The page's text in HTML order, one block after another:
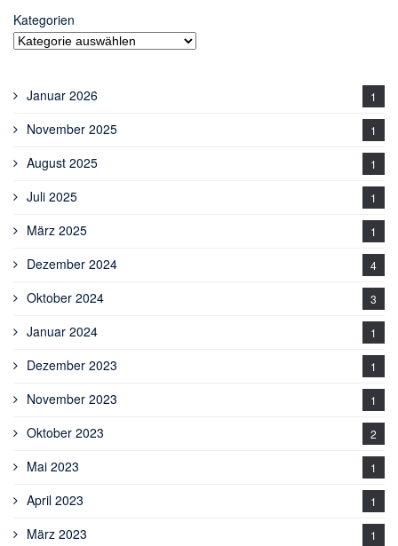
Kategorien
Januar 2026 1
November 2025 1
August 2025 1
Juli 2025 1
März 2025 1
Dezember 2024 4
Oktober 2024 3
Januar 2024 1
Dezember 2023 1
November 2023 1
Oktober 2023 2
Mai 2023 1
April 2023 1
März 2023 1